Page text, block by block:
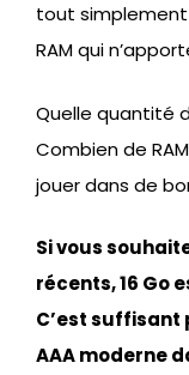
tout
RAM qui
Quelle quantité
Combien de
jouer dans de
Si vous
récents, 16 Go
C’est suffisant
AAA moderne